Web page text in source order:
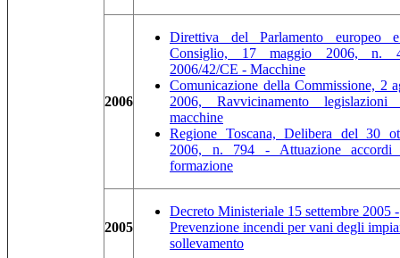
2006
Direttiva del Parlamento europeo
Consiglio, 17 maggio 2006, n.
2006/42/CE - Macchine
Comunicazione della Commissione, 2
2006, Ravvicinamento legislazioni
macchine
Regione Toscana, Delibera del 30
2006, n. 794 - Attuazione accordi
formazione
2005
Decreto Ministeriale 15 settembre 2005 -
Prevenzione incendi per vani degli
sollevamento